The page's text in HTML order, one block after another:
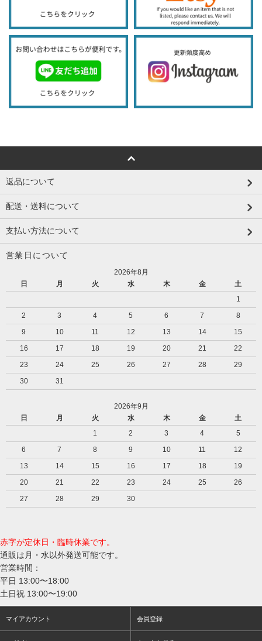
返品について
配送・送料について
支払い方法について
営業日について
2026年8月
日
月 火 水 木 金
土
1
2
3 4 5 6 7
8
9
10 11 12 13 14
15
16
17 18 19 20 21
22
23
24 25 26 27 28
29
30
31
2026年9月
日
月 火 水 木 金
土
1
2 3 4
5
6
7 8 9 10 11
12
13
14 15 16 17 18
19
20
21 22 23 24 25
26
27
28 29 30
赤字が定休日・臨時休業です。
通販は月・水以外発送可能です。
営業時間：
平日 13:00〜18:00
土日祝 13:00〜19:00
マイアカウント 会員登録